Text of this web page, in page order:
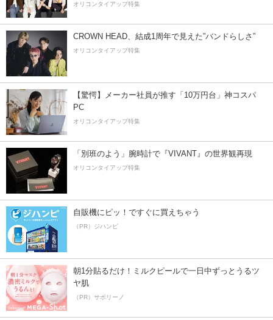
オリコンタイアップ特集
CROWN HEAD、結成1周年で見えた”バンドらしさ”
オリコンタイアップ特集
【驚愕】メーカー社員が推す「10万円台」神コスパ
PC
オリコンタイアップ特集
「別班のよう」腕時計で『VIVANT』の世界観再現
オリコンタイアップ特集
自販機にピッ！ですぐに買えちゃう
（PR）ジハンピ
朝1分貼るだけ！ミルクピールで一日中ずっとうるツ
ヤ肌
（PR）サボリーノ